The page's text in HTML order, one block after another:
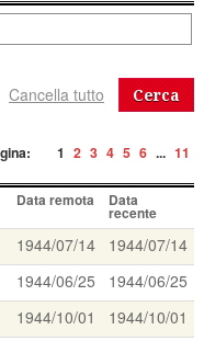
Cerca
1 2 3 4 5 6 ... 11
Data remota Data
recente
1944/07/14
1944/07/14
1944/06/25
1944/06/25
1944/10/01
1944/10/01